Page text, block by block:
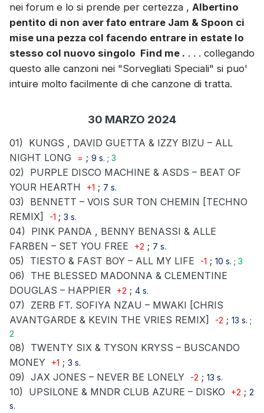
nei forum e lo si prende per certezza , Albertino
pentito di non aver fato entrare Jam & Spoon ci
mise una pezza col facendo entrare in estate lo
stesso col nuovo singolo Find me . . . . collegando
questo alle canzoni nei "Sorvegliati Speciali" si puo'
intuire molto facilmente di che canzone di tratta.
30 MARZO 2024
01)
KUNGS , DAVID GUETTA & IZZY BIZU – ALL
NIGHT LONG
= ; 9 s. ; 3
02)
PURPLE DISCO MACHINE & ASDS – BEAT OF
YOUR HEARTH
+1 ; 7 s.
03)
BENNETT – VOIS SUR TON CHEMIN [TECHNO
REMIX]
-1 ; 3 s.
04)
PINK PANDA , BENNY BENASSI & ALLE
FARBEN – SET YOU FREE
+2 ; 7 s.
05) TIESTO & FAST BOY – ALL MY LIFE -1 ; 10 s. ; 3
06)
THE BLESSED MADONNA & CLEMENTINE
DOUGLAS – HAPPIER
+2 ; 4 s.
07)
ZERB FT. SOFIYA NZAU – MWAKI [CHRIS
AVANTGARDE & KEVIN THE VRIES REMIX]
-2 ; 13 s. ;
2
08)
TWENTY SIX & TYSON KRYSS – BUSCANDO
MONEY
+1 ; 3 s.
09) JAX JONES – NEVER BE LONELY -2 ; 13 s.
10) UPSILONE & MNDR CLUB AZURE – DISKO +2 ; 2
s.